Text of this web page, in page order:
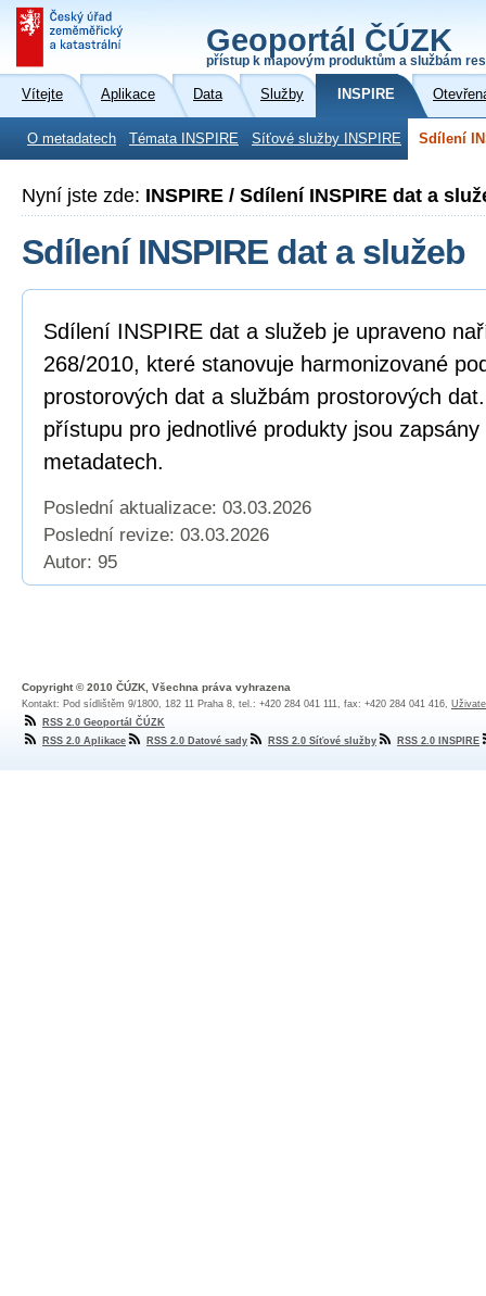
Geoportál ČÚZK
přístup k mapovým produktům a službám
Vítejte Aplikace Data Služby INSPIRE
O metadatech Témata INSPIRE Síťové služby INSPIRE Sdílení
Nyní jste zde: INSPIRE / Sdílení INSPIRE dat a
Sdílení INSPIRE dat a služeb
Sdílení INSPIRE dat a služeb je upraveno
268/2010, které stanovuje harmonizované
prostorových dat a službám prostorových
přístupu pro jednotlivé produkty jsou
metadatech.
Poslední aktualizace: 03.03.2026
Poslední revize: 03.03.2026
Autor: 95
Copyright © 2010 ČÚZK, Všechna práva vyhrazena
Kontakt: Pod sídlištěm 9/1800, 182 11 Praha 8, tel.: +420 284 041 111, fax: +420 284 041 416,
RSS 2.0 Geoportál ČÚZK
RSS 2.0 Aplikace
RSS 2.0 Datové sady RSS 2.0 Síťové služby RSS 2.0 INSPIRE